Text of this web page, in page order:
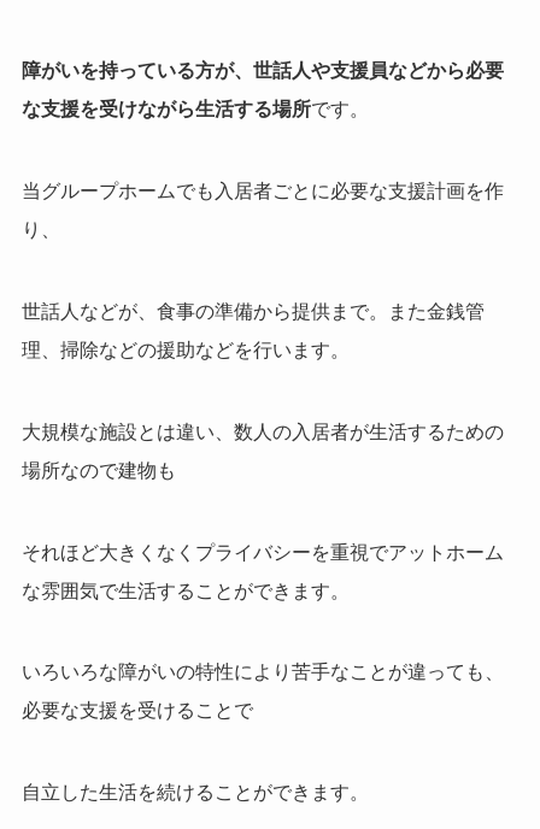
障がいを持っている方が、 世話人や支援員などから必要
な支援を受けながら生活する場所です。
当グループホームでも入居者ごとに必要な支援計画を作
り、
世話人などが、食事の準備から提供まで。また金銭管
理、掃除などの援助などを行います。
大規模な施設とは違い、数人の入居者が生活するための
場所なので建物も
それほど大きくなくプライバシーを重視でアットホーム
な雰囲気で生活することができます。
いろいろな障がいの特性により苦手なことが違っても、
必要な支援を受けることで
自立した生活を続けることができます。